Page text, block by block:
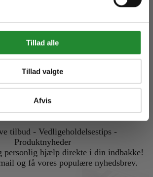
Tillad alle
Tillad valgte
Afvis
mere...
tilbud - Vedligeholdelsestips -
Produktnyheder
personlig hjælp direkte i din indbakke!
og få vores populære nyhedsbrev.
...ellers tak